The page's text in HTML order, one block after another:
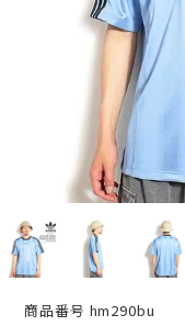
商品番号 hm290bu